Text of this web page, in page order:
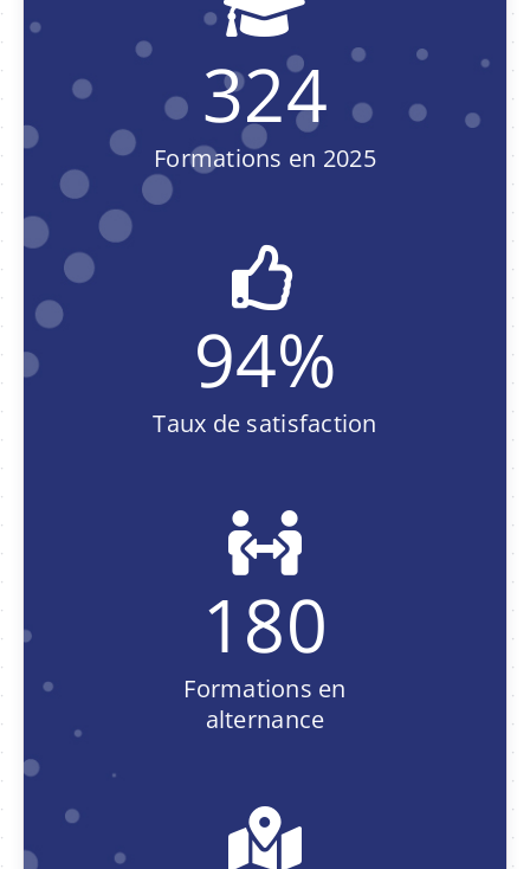
324
Formations en 2025
94%
Taux de satisfaction
180
Formations en
alternance